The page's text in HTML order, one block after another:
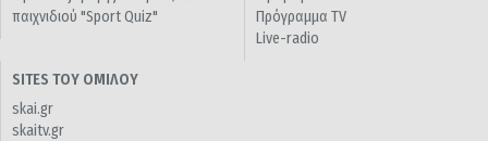
παιχνιδιού "Sport Quiz"
Πρόγραμμα TV
Live-radio
SITES ΤΟΥ ΟΜΙΛΟΥ
skai.gr
skaitv.gr